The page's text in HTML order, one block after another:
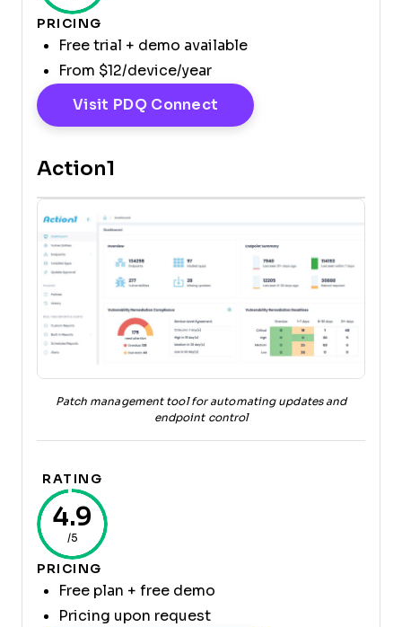
PRICING
Free trial + demo available
From $12/device/year
Visit PDQ Connect Opens New Window
Action1
Patch management tool for automating updates and
endpoint control
RATING
4.9
/5
PRICING
Free plan + free demo
Pricing upon request